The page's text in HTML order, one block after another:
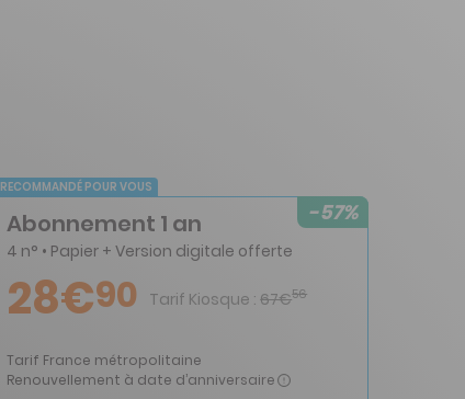
RECOMMANDÉ POUR VOUS
-57%
Abonnement 1 an
4 n° • Papier + Version digitale offerte
28€90 Tarif Kiosque : 67€56
Tarif France métropolitaine
Renouvellement à date d’anniversaire